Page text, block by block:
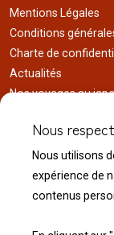
Mentions Légales
Conditions
Charte de
Actualités
Nos voyages au
Liens utiles
Service client
Nous contacter
Modalité de retour
Nous
Nous utilisons
expérience de
contenus